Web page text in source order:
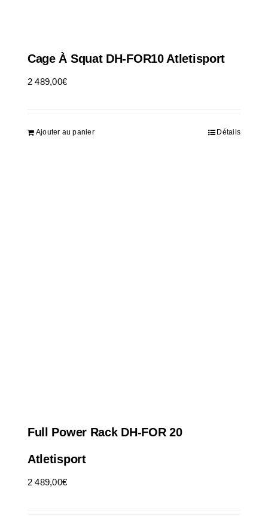
Cage À Squat DH-FOR10 Atletisport
2 489,00€
Ajouter au panier Détails
Full Power Rack DH-FOR 20
Atletisport
2 489,00€